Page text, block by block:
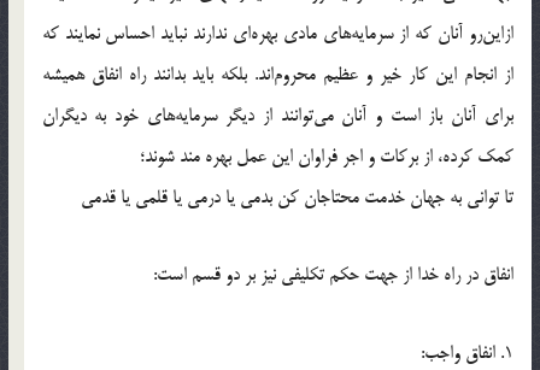
ازاین‌رو آنان که از سرمایه‌های مادی بهره‌ای ندارند نباید احساس نمایند که
از انجام این کار خیر و عظیم محروم‌اند. بلکه باید بدانند راه انفاق همیشه
برای آنان باز است و آنان می‌توانند از دیگر سرمایه‌های خود به دیگران
کمک کرده، از برکات و اجر فراوان این عمل بهره مند شوند؛
تا توانی به جهان خدمت محتاجان کن بدمی یا درمی یا قلمی یا قدمی
انفاق در راه خدا از جهت حکم تکلیفی نیز بر دو قسم است:
1. انفاق واجب: